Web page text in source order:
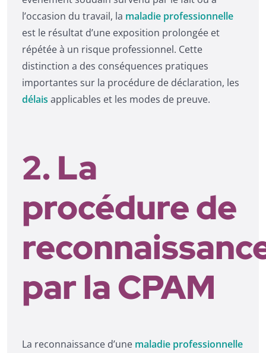
l’occasion du travail, la maladie professionnelle
est le résultat d’une exposition prolongée et
répétée à un risque professionnel. Cette
distinction a des conséquences pratiques
importantes sur la procédure de déclaration, les
délais applicables et les modes de preuve.
2. La
procédure de
par la CPAM
La reconnaissance d’une maladie professionnelle